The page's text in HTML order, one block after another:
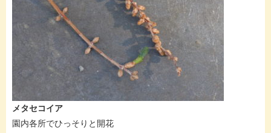
メタセコイア
園内各所でひっそりと開花